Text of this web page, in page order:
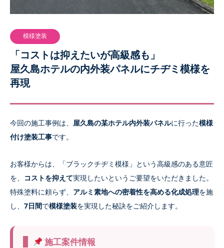
模様塗装
「コストは抑えたいが高級感も」
屋久島ホテルの内外装パネルにチヂミ模様を
再現
今回の施工事例は、 屋久島の某ホテル内外装パネルに行った模様
付け塗装工事です。
お客様からは、「ブラックチヂミ模様」という高級感のある意匠
を、
コストを抑えて実現したいというご要望をいただきました。
特殊塗料に頼らず、 アルミ素地への密着性を高める化成処理を施
し、 7日間で模様塗装を実現した秘訣をご紹介します。
施工案件情報